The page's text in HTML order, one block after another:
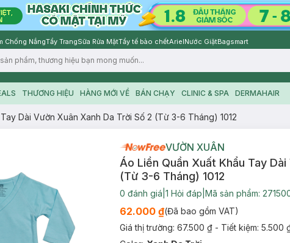
Chống NắngTẩy TrangSữa Rửa MặtTẩy tế bào chếtArielNước GiặtBagsmart
THƯƠNG HIỆU HÀNG MỚI VỀ BÁN CHẠY CLINIC & SPA DERMAHAIR
Dài Vườn Xuân Xanh Da Trời Số 2 (Từ 3-6 Tháng) 1012
VƯỜN XUÂN
Áo Liền Quần Xuất Khẩu Tay
(Từ 3-6 Tháng) 1012
0 đánh giá 1 Hỏi đáp Mã sản phẩm:
62.000 ₫(Đã bao gồm VAT)
Giá thị trường: 67.500 ₫ - Tiết kiệm: 5.500